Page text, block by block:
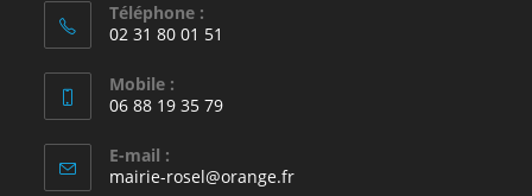
Téléphone :
02 31 80 01 51
Mobile :
06 88 19 35 79
E-mail :
mairie-rosel@orange.frS’ouvre